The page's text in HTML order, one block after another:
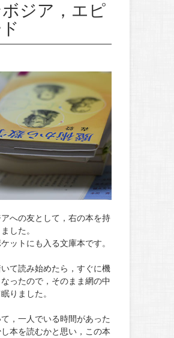
ジア，エピ
への友として，右の本を持
した。
ケットにも入る文庫本です。
て読み始めたら，すぐに機
ったので，そのまま網の中
りました。
，一人でいる時間があった
本を読むかと思い，この本